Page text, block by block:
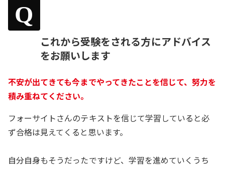
Q
これから受験をされる方にアドバイス
をお願いします
不安が出てきても今までやってきたことを信じて、努力を
積み重ねてください。
フォーサイトさんのテキストを信じて学習していると必
ず合格は見えてくると思います。
自分自身もそうだったですけど、学習を進めていくうち